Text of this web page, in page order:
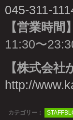
045-311-
【営業時間】
11:30〜
【株式会社
http://
カテゴリー：